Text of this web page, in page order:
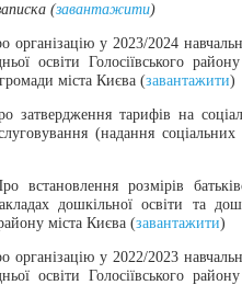
(завантажити)
організацію у 2023/2024
освіти Голосіївського
міста Києва (завантажити)
затвердження тарифів на
(надання
встановлення розмірів
дошкільної освіти та
міста Києва (завантажити)
організацію у 2022/2023
освіти Голосіївського